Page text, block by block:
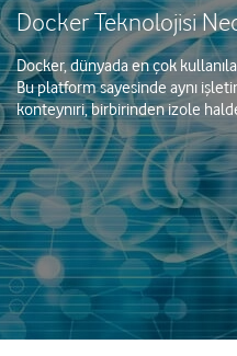
Docker Teknolojisi
Docker, dünyada en çok
Bu platform sayesinde aynı
konteynıri, birbirinden izole